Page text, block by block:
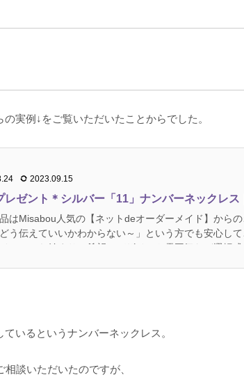
実例↓をご覧いただいたことからでした。
2023.09.15
レゼント＊シルバー「11」ナンバーネックレス
はMisabou人気の【ネットdeオーダーメイド】から
どう伝えていいかわからない～」という方でも安心し
テムから始まり、希望のデザインや雰囲気など選択式
いるというナンバーネックレス。
相談いただいたのですが、